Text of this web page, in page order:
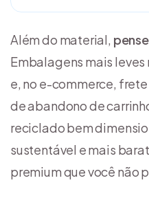
Além do material,
Embalagens mais
e, no e-commerce,
de abandono de
reciclado bem
sustentável e mais
premium que você não